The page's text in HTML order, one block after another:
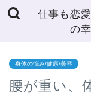
仕事も恋
の
身体の悩み/健康/美容
腰が重い、